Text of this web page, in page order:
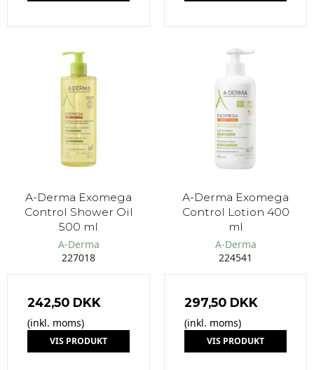
A-Derma Exomega
Control Shower Oil
500 ml
A-Derma
227018
242,50 DKK
(inkl. moms)
VIS PRODUKT
A-Derma Exomega
Control Lotion 400
ml
A-Derma
224541
297,50 DKK
(inkl. moms)
VIS PRODUKT